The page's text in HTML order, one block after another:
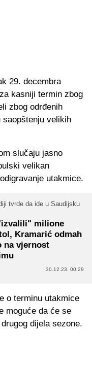
29. decembra
kasniji termin zbog
zbog odrđenih
saopštenju velikih
slučaju jasno
velikan
utakmice.
tvrde da ide u Saudijsku
milione
Kramarić odmah
na vjernost
30.12.23. 00:29
o terminu utakmice
moguće da će se
dijela sezone.